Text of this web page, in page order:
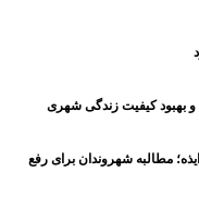
و بهبود کیفیت زندگی شهری
مطالبه شهروندان برای رفع